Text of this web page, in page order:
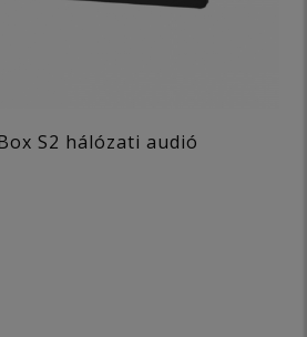
S2 hálózati audió